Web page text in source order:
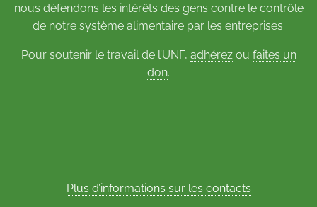
nous défendons les intérêts des gens contre le contrôle
de notre système alimentaire par les entreprises.
Pour soutenir le travail de l’UNF, adhérezou faites un
don.
Plus d’informations sur les contacts